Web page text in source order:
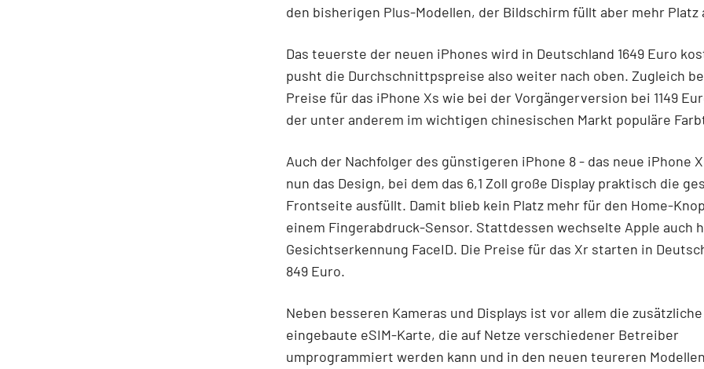
den bisherigen Plus-Modellen, der Bildschirm füllt aber mehr
Das teuerste der neuen iPhones wird in Deutschland 1649 Euro
pusht die Durchschnittpspreise also weiter nach oben. Zugleich
Preise für das iPhone Xs wie bei der Vorgängerversion bei 1149
der unter anderem im wichtigen chinesischen Markt populäre
Auch der Nachfolger des günstigeren iPhone 8 - das neue iPhone
nun das Design, bei dem das 6,1 Zoll große Display praktisch die
Frontseite ausfüllt. Damit blieb kein Platz mehr für den Home-
einem Fingerabdruck-Sensor. Stattdessen wechselte Apple auch
Gesichtserkennung FaceID. Die Preise für das Xr starten in
849 Euro.
Neben besseren Kameras und Displays ist vor allem die
eingebaute eSIM-Karte, die auf Netze verschiedener Betreiber
umprogrammiert werden kann und in den neuen teureren